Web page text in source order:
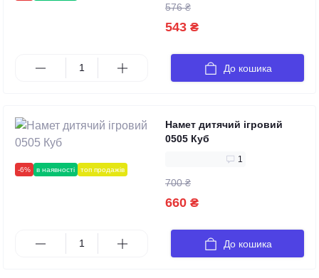
576 ₴
543 ₴
До кошика
-6% в наявності топ продажів
Намет дитячий ігровий
0505 Куб
1
700 ₴
660 ₴
До кошика